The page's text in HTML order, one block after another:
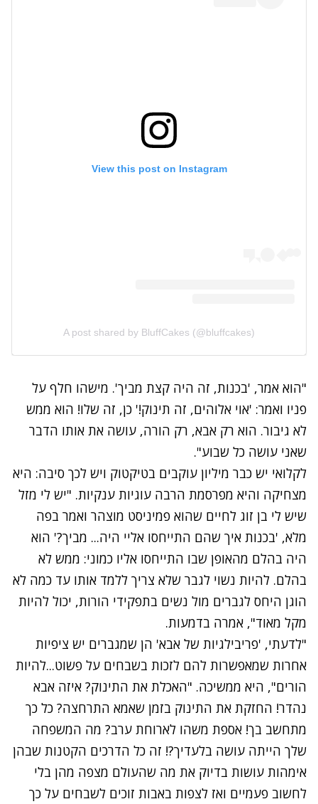
View this post on Instagram
A post shared by BluffCakes (@bluffcakes)
"הוא אמר, 'בכנות, זה היה קצת מביך'. מישהו חלף על
פניו ואמר: 'אוי אלוהים, זה תינוק!' כן, זה שלו! הוא ממש
לא גיבור. הוא רק אבא, רק הורה, עושה את אותו הדבר
שאני עושה כל שבוע".
לקלואי יש כבר מיליון עוקבים בטיקטוק ויש לכך סיבה: היא
מצחיקה והיא מפרסמת הרבה עוגיות ענקיות. "יש לי מזל
שיש לי בן זוג לחיים שהוא פמיניסט מוצהר ואמר בפה
מלא, 'בכנות איך שהם התייחסו אליי היה... מביך?' הוא
היה בהלם מהאופן שבו התייחסו אליו כמוני: ממש לא
בהלם. להיות נשוי לגבר שלא צריך ללמד אותו עד כמה לא
הוגן היחס לגברים מול נשים בתפקידי הורות, יכול להיות
מקל מאוד", אמרה בדמעות.
"לדעתי, 'פריבילגיות של אבא' הן שמגברים יש ציפיות
אחרות שמאפשרות להם לזכות בשבחים על פשוט...להיות
הורים", היא ממשיכה. "האכלת את התינוק? איזה אבא
נהדר! החזקת את התינוק בזמן שאמא התרחצה? כל כך
מתחשב בך! אספת משהו לארוחת ערב? מה המשפחה
שלך הייתה עושה בלעדיך?! זה כל הדרכים הקטנות שבהן
אימהות עושות בדיוק את מה שהעולם מצפה מהן בלי
לחשוב פעמיים ואז לצפות באבות זוכים לשבחים על כך